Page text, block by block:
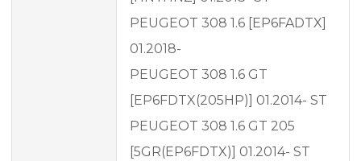
PEUGEOT 308 1.6 [EP6FADTX]
01.2018-
PEUGEOT 308 1.6 GT
[EP6FDTX(205HP)] 01.2014- ST
PEUGEOT 308 1.6 GT 205
[5GR(EP6FDTX)] 01.2014- ST